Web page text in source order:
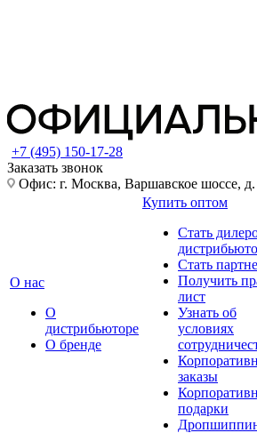
+7 (495) 150-17-28
Заказать звонок
Офис: г. Москва, Варшавское шоссе,
О нас
О
дистрибьюторе
О бренде
Купить оптом
Стать
Стать
Получить
лист
Узнать об
условиях
заказы
подарки